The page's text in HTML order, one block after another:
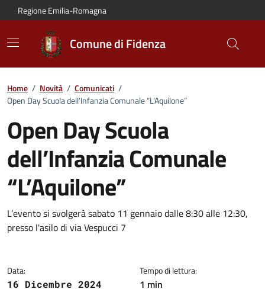
Vai al contenuto principale
Vai alla navigazione del sito
Vai al piede di pagina
Regione Emilia-Romagna
Comune di Fidenza
Home / Novità / Comunicati /
Open Day Scuola dell’Infanzia Comunale “L’Aquilone”
Open Day Scuola
dell’Infanzia Comunale
“L’Aquilone”
Dettagli del comunicato:
L’evento si svolgerà sabato 11 gennaio dalle 8:30 alle 12:30,
presso l'asilo di via Vespucci 7
Data:
16 Dicembre 2024
Tempo di lettura:
1 min